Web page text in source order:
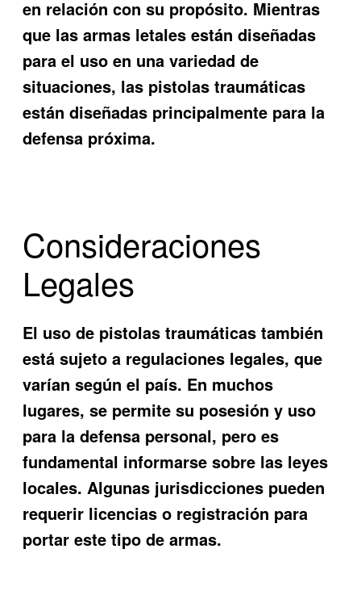
en relación con su propósito. Mientras
que las armas letales están diseñadas
para el uso en una variedad de
situaciones, las pistolas traumáticas
están diseñadas principalmente para la
defensa próxima.
Consideraciones
Legales
El uso de pistolas traumáticas también
está sujeto a regulaciones legales, que
varían según el país. En muchos
lugares, se permite su posesión y uso
para la defensa personal, pero es
fundamental informarse sobre las leyes
locales. Algunas jurisdicciones pueden
requerir licencias o registración para
portar este tipo de armas.